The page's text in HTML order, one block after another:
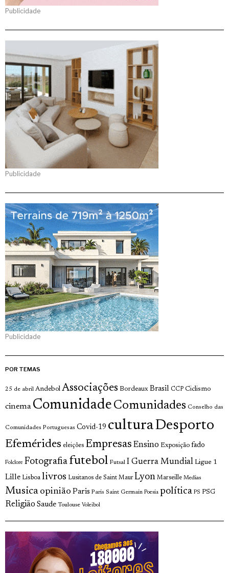
Publicidade
Publicidade
Publicidade
POR TEMAS
25 de abril Andebol Associações Bordeaux Brasil CCP Ciclismo
cinema Comunidade Comunidades Conselho das
Comunidades Portuguesas Covid-19 culturaDesporto
Efemérides eleições Empresas Ensino Exposição fado
Folclore Fotografia futebol Futsal I Guerra Mundial Ligue 1
Lille Lisboa livros Lusitanos de Saint Maur Lyon Marseille Medias
Musica opinião Paris Paris Saint Germain Poesia política PS PSG
Religião Saude Toulouse Voleibol